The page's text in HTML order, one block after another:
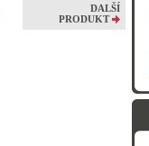
DALŠÍ
PRODUKT